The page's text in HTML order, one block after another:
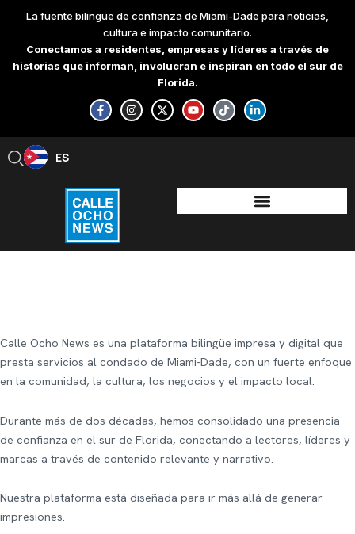
content
La fuente bilingüe de confianza de Miami-Dade para noticias,
cultura e impacto comunitario.
Conectamos a residentes, empresas y líderes a través de
historias que informan, involucran e inspiran en todo el sur de
Florida.
F
a
c
e
-
f
I
n
s
t
X
-
t
w
Y
o
u
t
T
i
k
t
L
i
n
k
-
i
n
ES
EN
Calle Ocho News es una plataforma bilingüe impresa y digital que
presta servicios al condado de Miami-Dade, con un fuerte enfoque
en la comunidad, la cultura, los negocios y el impacto local.
Durante más de dos décadas, hemos consolidado una presencia
de confianza en el sur de Florida, conectando a lectores, líderes y
marcas a través de contenido relevante y narrativo.
Nuestra plataforma está diseñada para ir más allá de generar
impresiones.